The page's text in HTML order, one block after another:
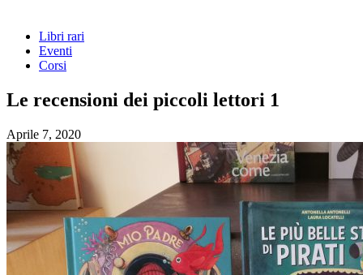
Libri rari
Eventi
Corsi
Le recensioni dei piccoli lettori 1
Aprile 7, 2020